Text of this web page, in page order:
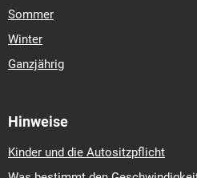
Sommer
Winter
Ganzjährig
Hinweise
Kinder und die Autositzpflicht